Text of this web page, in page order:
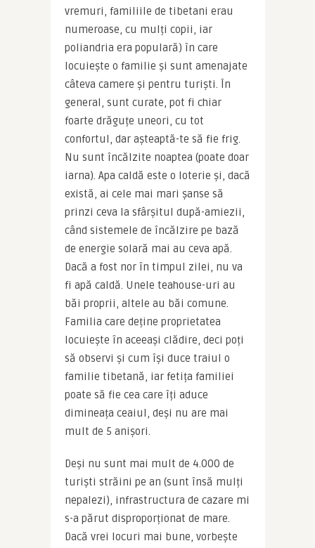
vremuri, familiile de tibetani erau
numeroase, cu mulți copii, iar
poliandria era populară) în care
locuiește o familie și sunt amenajate
câteva camere și pentru turiști. În
general, sunt curate, pot fi chiar
foarte drăguțe uneori, cu tot
confortul, dar așteaptă-te să fie frig.
Nu sunt încălzite noaptea (poate doar
iarna). Apa caldă este o loterie și, dacă
există, ai cele mai mari șanse să
prinzi ceva la sfârșitul după-amiezii,
când sistemele de încălzire pe bază
de energie solară mai au ceva apă.
Dacă a fost nor în timpul zilei, nu va
fi apă caldă. Unele teahouse-uri au
băi proprii, altele au băi comune.
Familia care deține proprietatea
locuiește în aceeași clădire, deci poți
să observi și cum își duce traiul o
familie tibetană, iar fetița familiei
poate să fie cea care îți aduce
dimineața ceaiul, deși nu are mai
mult de 5 anișori.
Deși nu sunt mai mult de 4.000 de
turiști străini pe an (sunt însă mulți
nepalezi), infrastructura de cazare mi
s-a părut disproporționat de mare.
Dacă vrei locuri mai bune, vorbește